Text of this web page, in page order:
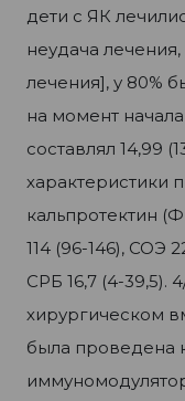
дети с ЯК
неудача
лечения], у 80%
на момент
составлял 14,99
характеристики
кальпротектин
114 (96-146), СОЭ
СРБ 16,7 (4-39,5).
хирургическом
была проведена